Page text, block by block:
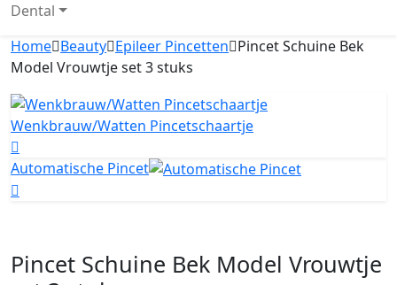
Dental
Home Beauty Epileer Pincetten Pincet Schuine Bek
Model Vrouwtje set 3 stuks
Wenkbrauw/Watten Pincetschaartje
Automatische Pincet
Pincet Schuine Bek Model Vrouwtje